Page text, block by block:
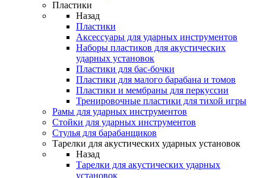
Пластики
Назад
Пластики
Аксессуары для ударных инструментов
Наборы пластиков для акустических
ударных установок
Пластики для бас-бочки
Пластики для малого барабана и томов
Пластики и мембраны для перкуссии
Тренировочные пластики для тихой игры
Рамы для ударных инструментов
Стойки для ударных инструментов
Стулья для барабанщиков
Тарелки для акустических ударных установок
Назад
Тарелки для акустических ударных
установок